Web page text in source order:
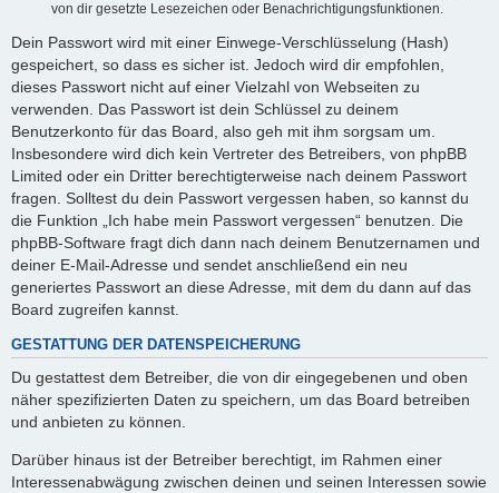
von dir gesetzte Lesezeichen oder Benachrichtigungsfunktionen.
Dein Passwort wird mit einer Einwege-Verschlüsselung (Hash)
gespeichert, so dass es sicher ist. Jedoch wird dir empfohlen,
dieses Passwort nicht auf einer Vielzahl von Webseiten zu
verwenden. Das Passwort ist dein Schlüssel zu deinem
Benutzerkonto für das Board, also geh mit ihm sorgsam um.
Insbesondere wird dich kein Vertreter des Betreibers, von phpBB
Limited oder ein Dritter berechtigterweise nach deinem Passwort
fragen. Solltest du dein Passwort vergessen haben, so kannst du
die Funktion „Ich habe mein Passwort vergessen“ benutzen. Die
phpBB-Software fragt dich dann nach deinem Benutzernamen und
deiner E-Mail-Adresse und sendet anschließend ein neu
generiertes Passwort an diese Adresse, mit dem du dann auf das
Board zugreifen kannst.
GESTATTUNG DER DATENSPEICHERUNG
Du gestattest dem Betreiber, die von dir eingegebenen und oben
näher spezifizierten Daten zu speichern, um das Board betreiben
und anbieten zu können.
Darüber hinaus ist der Betreiber berechtigt, im Rahmen einer
Interessenabwägung zwischen deinen und seinen Interessen sowie